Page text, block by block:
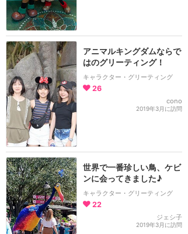
アニマルキングダムならで
はのグリーティング！
キャラクター・グリーティング
26
cono
2019年3月に訪問
世界で一番珍しい鳥、ケビ
ンに会ってきました♪
キャラクター・グリーティング
22
ジェシ子
2019年3月に訪問